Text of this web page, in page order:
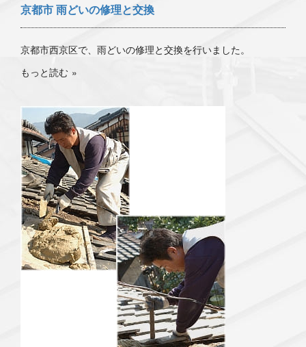
京都市 雨どいの修理と交換
京都市西京区で、雨どいの修理と交換を行いました。
もっと読む